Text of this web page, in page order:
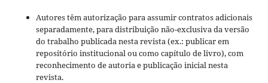
Autores têm autorização para assumir contratos adicionais
separadamente, para distribuição não-exclusiva da versão
do trabalho publicada nesta revista (ex.: publicar em
repositório institucional ou como capítulo de livro), com
reconhecimento de autoria e publicação inicial nesta
revista.